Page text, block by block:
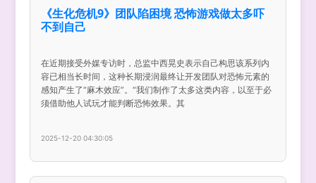
《生化危机9》团队陷困境 恐怖游戏做太多吓
不到自己
在近期接受外媒专访时，总监中西晃史表示自己构思该系列内
容已相当长时间，这种长期浸润最终让开发团队对恐怖元素的
感知产生了“麻木效应”。“我们制作了太多这类内容，以至于必
须借助他人试玩才能判断恐怖效果。其
2025-12-20 04:30:05